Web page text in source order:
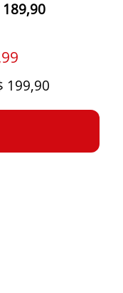
189,90
199,90